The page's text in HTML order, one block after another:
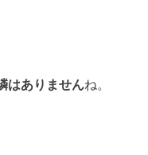
はありませんね。